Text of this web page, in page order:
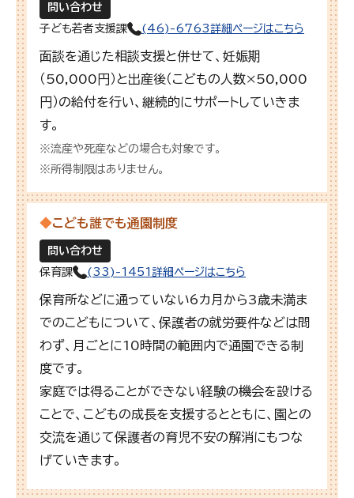
問い合わせ
子ども若者支援課
(46)-6763詳細ページはこちら
面談を通じた相談支援と併せて、妊娠期
（50,000円）と出産後（こどもの人数×50,000
円）の給付を行い、継続的にサポートしていきま
す。
※流産や死産などの場合も対象です。
※所得制限はありません。
◆こども誰でも通園制度
問い合わせ
保育課
(33)-1451 詳細ページはこちら
保育所などに通っていない6カ月から3歳未満ま
でのこどもについて、保護者の就労要件などは問
わず、月ごとに10時間の範囲内で通園できる制
度です。
家庭では得ることができない経験の機会を設ける
ことで、こどもの成長を支援するとともに、園との
交流を通じて保護者の育児不安の解消にもつな
げていきます。